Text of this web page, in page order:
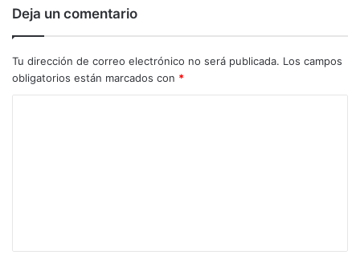
Deja un comentario
Tu dirección de correo electrónico no será publicada. Los campos
obligatorios están marcados con *
a